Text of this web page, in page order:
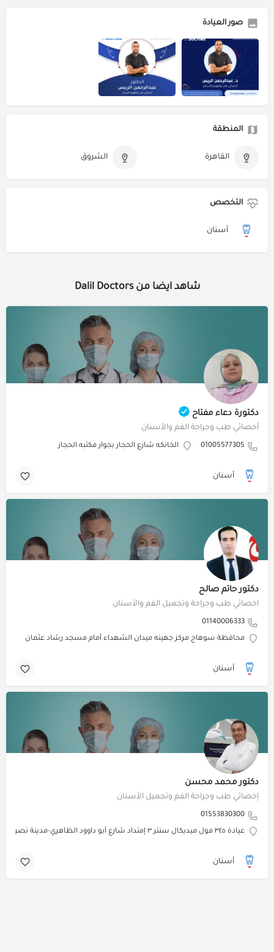
صور العيادة
المنطقة
القاهرة الشروق
التخصص
أسنان
شاهد ايضا من Dalil Doctors
دكتورة دعاء مفتاح
أخصائي طب وجراحة الفم والأسنان
01005577305 الخانكه شارع الحجار بجوار مكتبه الحجاز
أسنان
دكتور حاتم صالح
اخصائي طب وجراحة وتجميل الفم والأسنان
01140006333
محافظة سوهاج مركز جهينه ميدان الشهداء أمام مسجد رشاد عثمان
أسنان
دكتور محمد محسن
إخصائي طب وجراحة الفم وتجميل الأسنان
01553830300
عيادة ٣٤٥ مول ميديكال سنتر ٣ إمتداد شارع أبو داوود الظاهري-مدينة نصر
أسنان